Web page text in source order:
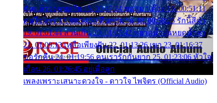
ฉันแล้วจงตายเสีย 15. 00:47:24 ขอสูมาเต๊อะ 16. 00:51:11
คนใจมาร 17. 00:54:50 คืนทรมาน 18. 00:58:25 รักนี้สีดำ
19. 01:01:44 ส่วนเกิน 20. 01:05:42 หยาดน้ำฝนหยดน้ำตา
21. 01:09:13 เหลือเพียงฝัน 22. 01:13:26 เขา 23. 01:16:37
ขอรักคืน 24. 01:19:56 คนเรารักกันยาก 25. 01:23:06 หัวใจ
เถื่อน 26. 01:26:45 อยู่เพื่อลูก
เพลงเพราะเสนาะดวงใจ - ดาวใจ ไพจิตร (Official Audio)